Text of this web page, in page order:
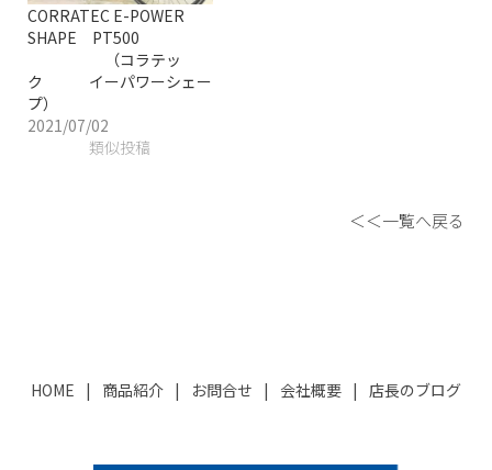
CORRATEC E-POWER
SHAPE PT500
（コラテッ
ク イーパワーシェー
プ）
2021/07/02
類似投稿
＜＜一覧へ戻る
HOME 商品紹介 お問合せ 会社概要 店長のブログ